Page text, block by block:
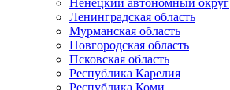
Ненецкий автономный округ
Ленинградская область
Мурманская область
Новгородская область
Псковская область
Республика Карелия
Республика Коми